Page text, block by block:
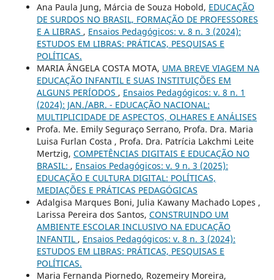
Ana Paula Jung, Márcia de Souza Hobold, EDUCAÇÃO
DE SURDOS NO BRASIL, FORMAÇÃO DE PROFESSORES
E A LIBRAS , Ensaios Pedagógicos: v. 8 n. 3 (2024):
ESTUDOS EM LIBRAS: PRÁTICAS, PESQUISAS E
POLÍTICAS.
MARIA ÂNGELA COSTA MOTA, UMA BREVE VIAGEM NA
EDUCAÇÃO INFANTIL E SUAS INSTITUIÇÕES EM
ALGUNS PERÍODOS , Ensaios Pedagógicos: v. 8 n. 1
(2024): JAN./ABR. - EDUCAÇÃO NACIONAL:
MULTIPLICIDADE DE ASPECTOS, OLHARES E ANÁLISES
Profa. Me. Emily Seguraço Serrano, Profa. Dra. Maria
Luisa Furlan Costa , Profa. Dra. Patrícia Lakchmi Leite
Mertzig, COMPETÊNCIAS DIGITAIS E EDUCAÇÃO NO
BRASIL: , Ensaios Pedagógicos: v. 9 n. 3 (2025):
EDUCAÇÃO E CULTURA DIGITAL: POLÍTICAS,
MEDIAÇÕES E PRÁTICAS PEDAGÓGICAS
Adalgisa Marques Boni, Julia Kawany Machado Lopes ,
Larissa Pereira dos Santos, CONSTRUINDO UM
AMBIENTE ESCOLAR INCLUSIVO NA EDUCAÇÃO
INFANTIL , Ensaios Pedagógicos: v. 8 n. 3 (2024):
ESTUDOS EM LIBRAS: PRÁTICAS, PESQUISAS E
POLÍTICAS.
Maria Fernanda Piornedo, Rozemeiry Moreira,